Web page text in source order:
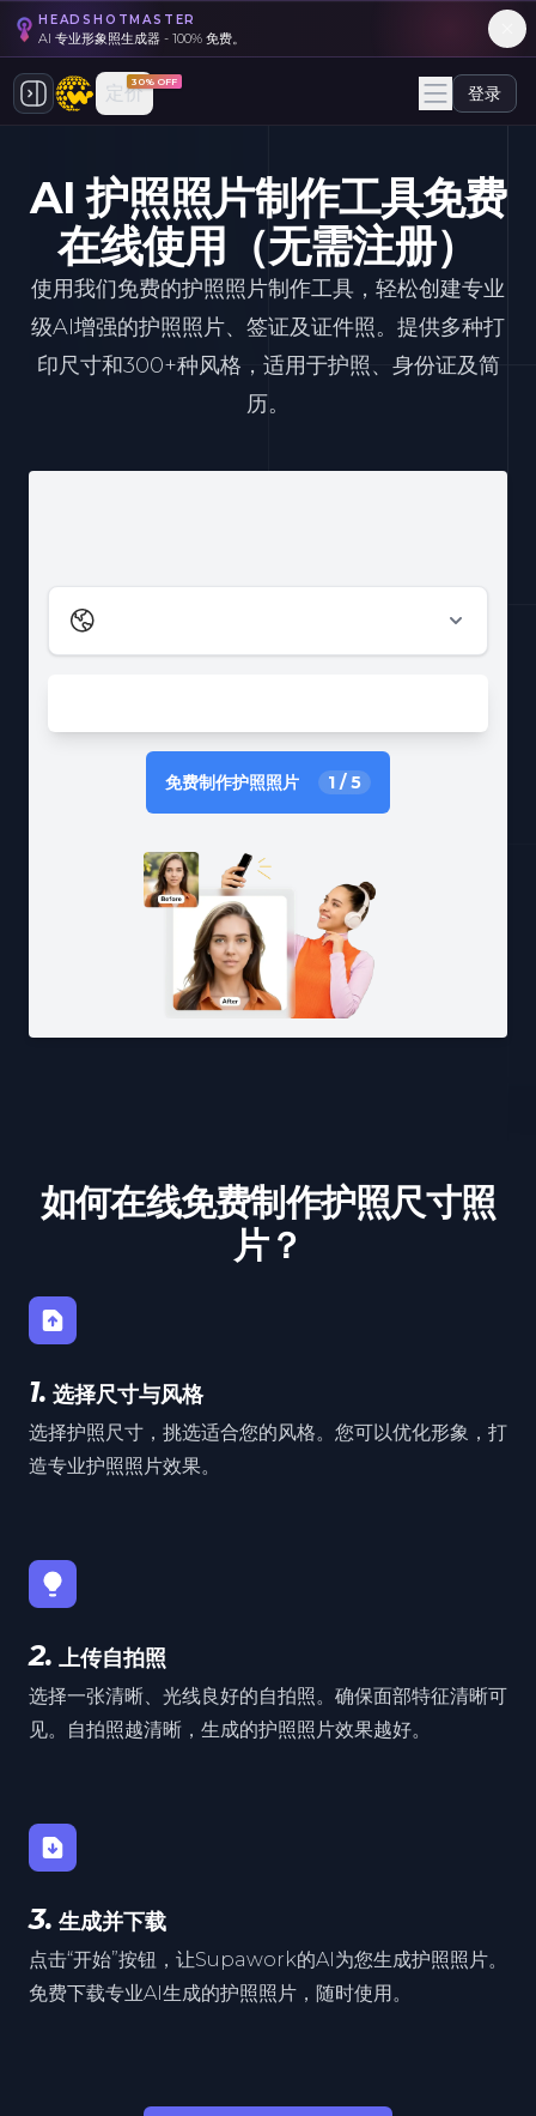
HEADSHOTMASTER
AI 专业形象照生成器 - 100% 免费。
定价30% OFF
登录
AI 护照照片制作工具免费
在线使用（无需注册）
使用我们免费的护照照片制作工具，轻松创建专业
级AI增强的护照照片、签证及证件照。提供多种打
印尺寸和300+种风格，适用于护照、身份证及简
历。
免费制作护照照片 1 / 5
如何在线免费制作护照尺寸照
片？
1. 选择尺寸与风格
选择护照尺寸，挑选适合您的风格。您可以优化形象，打
造专业护照照片效果。
2. 上传自拍照
选择一张清晰、光线良好的自拍照。确保面部特征清晰可
见。自拍照越清晰，生成的护照照片效果越好。
3. 生成并下载
点击“开始”按钮，让Supawork的AI为您生成护照照片。
免费下载专业AI生成的护照照片，随时使用。